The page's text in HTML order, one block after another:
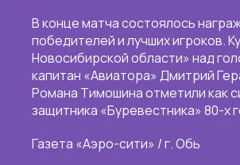
В конце матча состоялось
победителей и лучших игроков.
Новосибирской области» над
капитан «Авиатора» Дмитрий
Романа Тимошина отметили как
защитника «Буревестника» 80-х
Газета «Аэро-сити» / г. Обь